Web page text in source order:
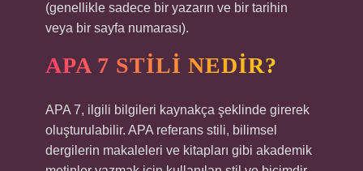
(genellikle sadece bir yazarın ve bir tarihin
veya bir sayfa numarası).
APA 7 STILI NEDIR?
APA 7, ilgili bilgileri kaynakça şeklinde girerek
oluşturulabilir. APA referans stili, bilimsel
dergilerin makaleleri ve kitapları gibi akademik